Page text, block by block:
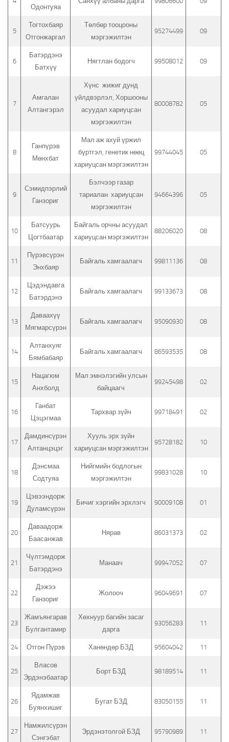
Одонтуяа
5
Тогтохбаяр
Отгонжаргал
Төлбөр тооцооны
мэргэжилтэн
95274499 09
6
Батэрдэнэ
Батхүү
Нягтлан бодогч 99508012 09
7
Амгалан
Алтангэрэл
Хүнс жижиг дунд
үйлдвэрлэл, Хоршооны
асуудал хариуцсан
мэргэжилтэн
80008782 05
8
Ганпүрэв
Мөнхбат
Мал аж ахуй үржил
бүртгэл, генетик нөөц
хариуцсан мэргэжилтэн
99744045 05
9
Сэмидпэрлий
Ганзориг
Бэлчээр газар
тариалан хариуцсан
мэргэжилтэн
94664396 05
10
Батсуурь
Цогтбаатар
Байгаль орчны асуудал
хариуцсан мэргэжилтэн
88206020 08
11
Пүрэвсүрэн
Энхбаяр
Байгаль хамгаалагч 99811136 08
12
Цэдэндавга
Батэрдэнэ
Байгаль хамгаалагч 99133673 08
13
Даваахүү
Мягмарсүрэн
Байгаль хамгаалагч 95090930 08
14
Алтанхуяг
Бямбабаяр
Байгаль хамгаалагч 86593535 08
15
Нацагюм
Анхболд
Мал эмнэлэгийн улсын
байцаагч
99245498 02
16
Ганбат
Цэцэгмаа
Тархвар зүйч 99718491 02
17
Дамдинсүрэн
Алтанцэцэг
Хууль эрх зүйн
хариуцсан мэргэжилтэн
95728182 10
18
Дэнсмаа
Содтуяа
Нийгмийн бодлогын
мэргэжилтэн
99831028 10
19
Цэвээндорж
Дуламсүрэн
Бичиг хэргийн эрхлэгч 90009108 01
20
Даваадорж
Баасанжав
Нярав 86031373 02
21
Чүлтэмдорж
Батэрдэнэ
Манаач 99947052 07
22
Дэжээ
Ганзориг
Жолооч 96049691 07
23
Жамъянгарав
Булгантамир
Хөхнуур багийн засаг
дарга
93056283 11
24 Отгон Пүрэв Ханөндөр БЗД 95604042 11
25
Власов
Эрдэнэбаатар
Борт БЗД 98189514 11
26
Ядамжав
Буянхишиг
Бугат БЗД 83050155 11
27
Намжилсүрэн
Сэнгэбат
Эрдэнэтолгой БЗД 95790989 11